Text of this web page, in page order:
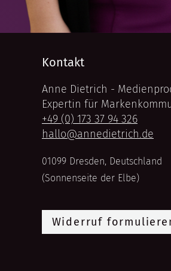
Kontakt
Anne Dietrich -
Expertin für
+49 (0) 173 37 94 326
hallo@annedietrich.de
01099 Dresden, Deutschland
(Sonnenseite der Elbe)
Widerruf